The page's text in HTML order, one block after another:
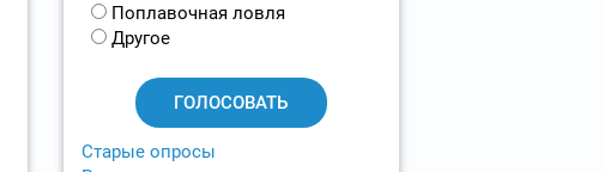
р
и
Поплавочная ловля
Другое
Старые опросы